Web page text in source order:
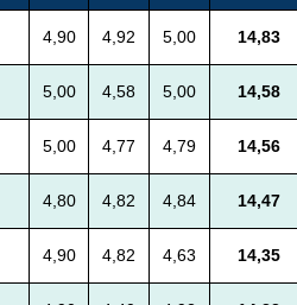
4,90 4,92 5,00 14,83
5,00 4,58 5,00 14,58
5,00 4,77 4,79 14,56
4,80 4,82 4,84 14,47
4,90 4,82 4,63 14,35